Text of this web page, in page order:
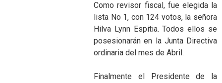
Como revisor fiscal, fue elegida la
lista No 1, con 124 votos, la señora
Hilva Lynn Espitia. Todos ellos se
posesionarán en la Junta Directiva
ordinaria del mes de Abril.
Finalmente el Presidente de la